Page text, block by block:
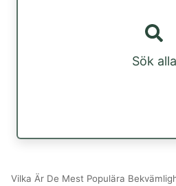
Sök alla
Vilka Är De Mest Populära